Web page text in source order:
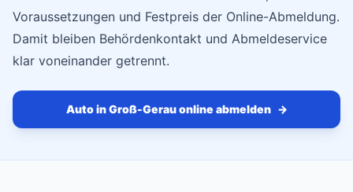
Voraussetzungen und Festpreis der Online-Abmeldung.
Damit bleiben Behördenkontakt und Abmeldeservice
klar voneinander getrennt.
Auto in Groß-Gerau online abmelden →